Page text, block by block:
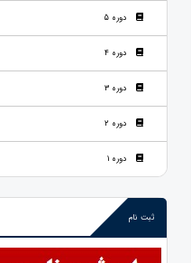
دوره 5
دوره 4
دوره 3
دوره 2
دوره 1
ثبت نام